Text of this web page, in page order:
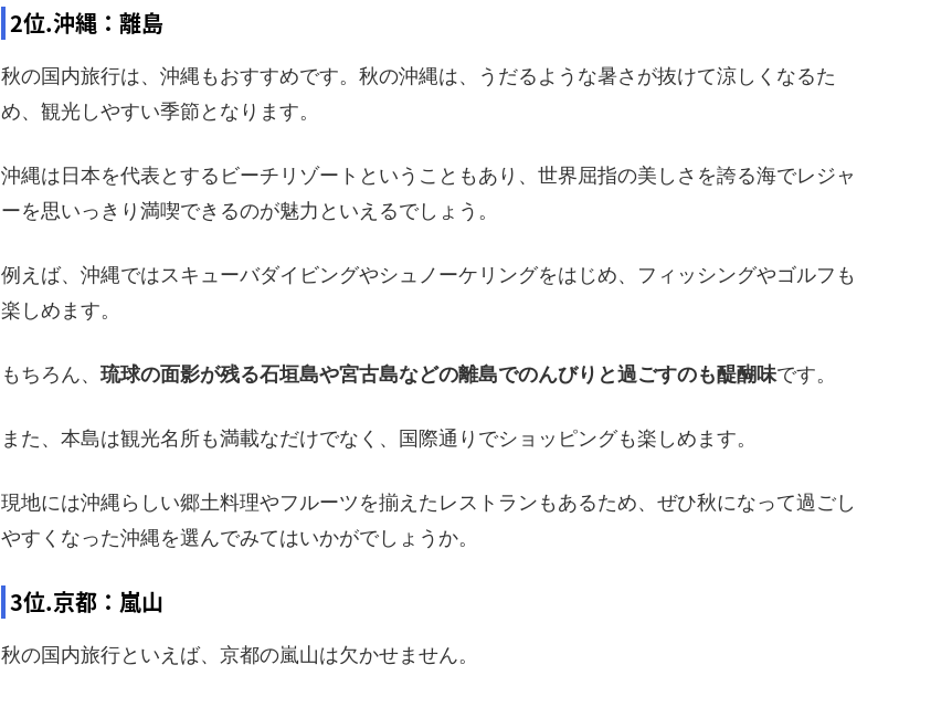
2位.沖縄：離島
秋の国内旅行は、沖縄もおすすめです。秋の沖縄は、うだるような暑さが抜けて涼しくなるた
め、観光しやすい季節となります。
沖縄は日本を代表とするビーチリゾートということもあり、世界屈指の美しさを誇る海でレジャ
ーを思いっきり満喫できるのが魅力といえるでしょう。
例えば、沖縄ではスキューバダイビングやシュノーケリングをはじめ、フィッシングやゴルフも
楽しめます。
もちろん、琉球の面影が残る石垣島や宮古島などの離島でのんびりと過ごすのも醍醐味です。
また、本島は観光名所も満載なだけでなく、国際通りでショッピングも楽しめます。
現地には沖縄らしい郷土料理やフルーツを揃えたレストランもあるため、ぜひ秋になって過ごし
やすくなった沖縄を選んでみてはいかがでしょうか。
3位.京都：嵐山
秋の国内旅行といえば、京都の嵐山は欠かせません。